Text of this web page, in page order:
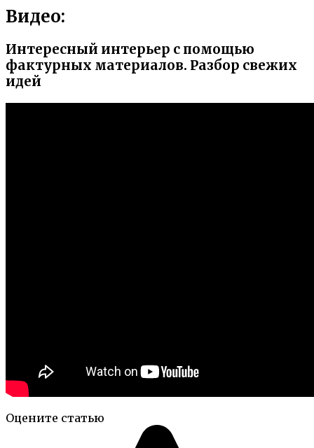
Видео:
Интересный интерьер с помощью
фактурных материалов. Разбор свежих
идей
Оцените статью